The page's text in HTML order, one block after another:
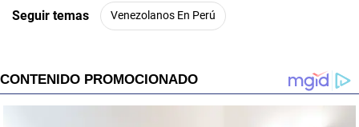
Seguir temas Venezolanos En Perú